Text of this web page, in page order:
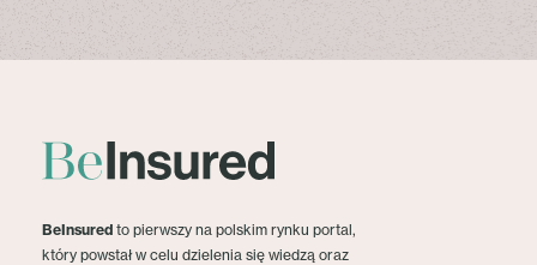
BeInsured to pierwszy na polskim rynku portal,
który powstał w celu dzielenia się wiedzą oraz